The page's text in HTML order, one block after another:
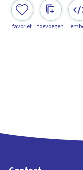
favoriet toevoegen